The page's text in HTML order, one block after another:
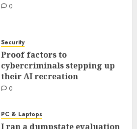
0
Security
Proof factors to
cybercriminals stepping up
their AI recreation
0
PC & Laptops
I ran a dumpstate evaluation